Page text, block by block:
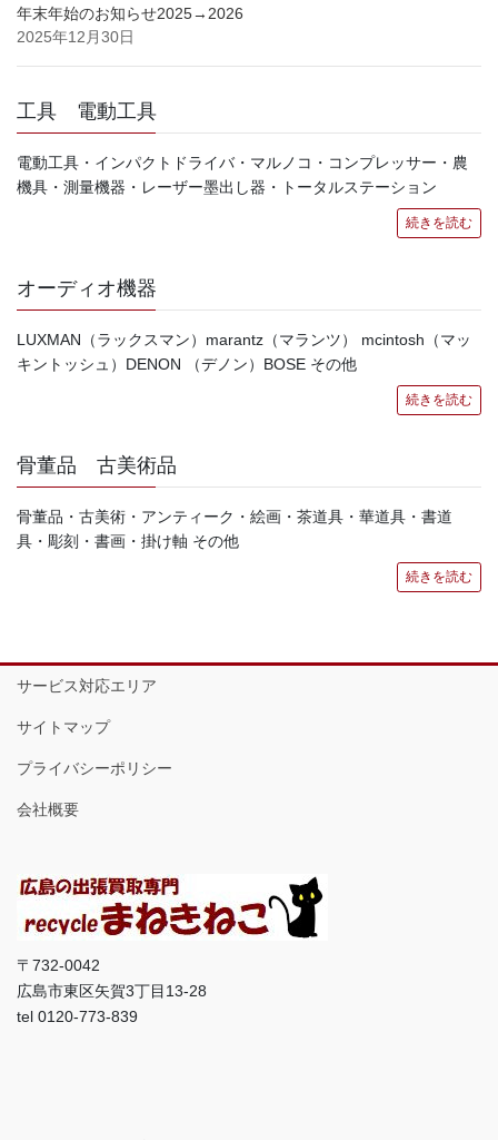
年末年始のお知らせ2025→2026
2025年12月30日
工具 電動工具
電動工具・インパクトドライバ・マルノコ・コンプレッサー・農
機具・測量機器・レーザー墨出し器・トータルステーション
続きを読む
オーディオ機器
LUXMAN（ラックスマン）marantz（マランツ） mcintosh（マッ
キントッシュ）DENON （デノン）BOSE その他
続きを読む
骨董品 古美術品
骨董品・古美術・アンティーク・絵画・茶道具・華道具・書道
具・彫刻・書画・掛け軸 その他
続きを読む
サービス対応エリア
サイトマップ
プライバシーポリシー
会社概要
〒732-0042
広島市東区矢賀3丁目13-28
tel 0120-773-839